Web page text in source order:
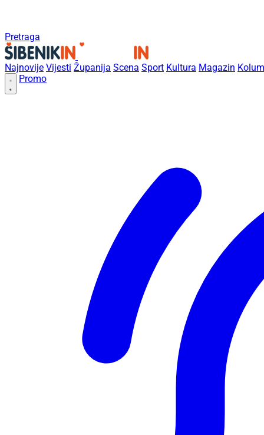
Pretraga
Najnovije Vijesti Županija Scena Sport Kultura Magazin
Promo